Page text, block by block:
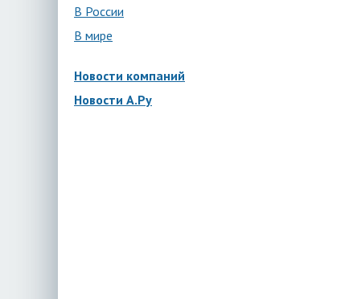
В России
В мире
Новости компаний
Новости А.Ру